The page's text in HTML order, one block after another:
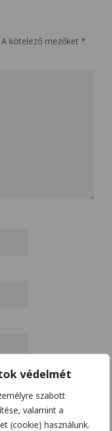
védelmét
szabott
valamint a
(cookie) használunk.
A kötelező mezőket *
mentése a